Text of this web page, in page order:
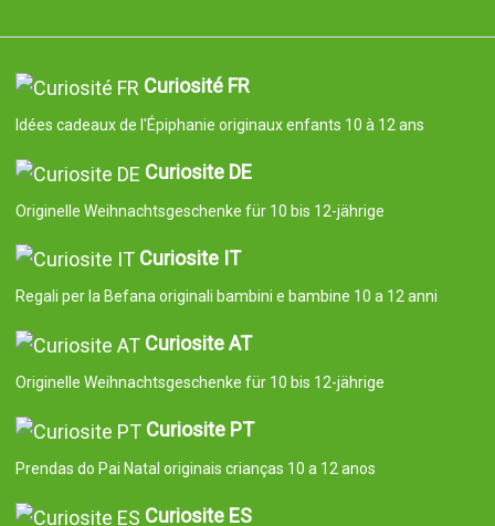
Curiosité FR
Idées cadeaux de l'Épiphanie originaux enfants 10 à 12 ans
Curiosite DE
Originelle Weihnachtsgeschenke für 10 bis 12-jährige
Curiosite IT
Regali per la Befana originali bambini e bambine 10 a 12 anni
Curiosite AT
Originelle Weihnachtsgeschenke für 10 bis 12-jährige
Curiosite PT
Prendas do Pai Natal originais crianças 10 a 12 anos
Curiosite ES